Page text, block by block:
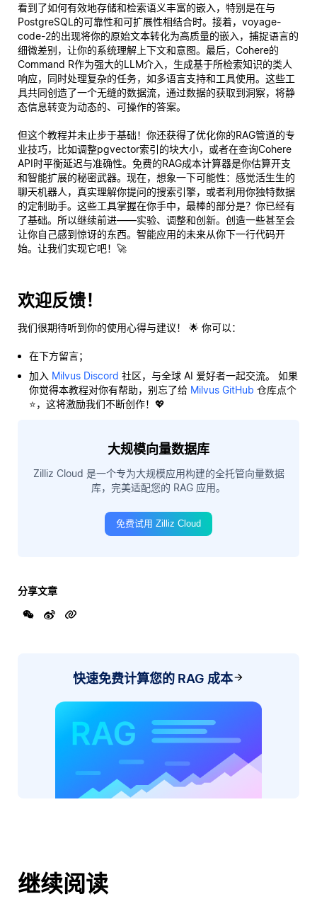
看到了如何有效地存储和检索语义丰富的嵌入，特别是在与
PostgreSQL的可靠性和可扩展性相结合时。接着，voyage-
code-2的出现将你的原始文本转化为高质量的嵌入，捕捉语言的
细微差别，让你的系统理解上下文和意图。最后，Cohere的
Command R作为强大的LLM介入，生成基于所检索知识的类人
响应，同时处理复杂的任务，如多语言支持和工具使用。这些工
具共同创造了一个无缝的数据流，通过数据的获取到洞察，将静
态信息转变为动态的、可操作的答案。
但这个教程并未止步于基础！你还获得了优化你的RAG管道的专
业技巧，比如调整pgvector索引的块大小，或者在查询Cohere
API时平衡延迟与准确性。免费的RAG成本计算器是你估算开支
和智能扩展的秘密武器。现在，想象一下可能性：感觉活生生的
聊天机器人， 真实理解你提问的搜索引擎，或者利用你独特数据
的定制助手。这些工具掌握在你手中，最棒的部分是？你已经有
了基础。所以继续前进——实验、调整和创新。创造一些甚至会
让你自己感到惊讶的东西。智能应用的未来从你下一行代码开
始。让我们实现它吧！🚀
欢迎反馈！
我们很期待听到你的使用心得与建议！ 🌟 你可以：
在下方留言；
加入 Milvus Discord 社区，与全球 AI 爱好者一起交流。 如果
你觉得本教程对你有帮助，别忘了给 Milvus GitHub 仓库点个
⭐，这将激励我们不断创作！💖
大规模向量数据库
Zilliz Cloud 是一个专为大规模应用构建的全托管向量数据
库，完美适配您的 RAG 应用。
免费试用 Zilliz Cloud
分享文章
快速免费计算您的 RAG 成本
继续阅读